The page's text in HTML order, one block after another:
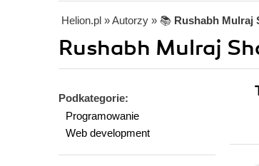
Helion.pl » Autorzy » 📚 Rushabh Mulraj
Rushabh Mulraj
Podkategorie:
Programowanie
Web development